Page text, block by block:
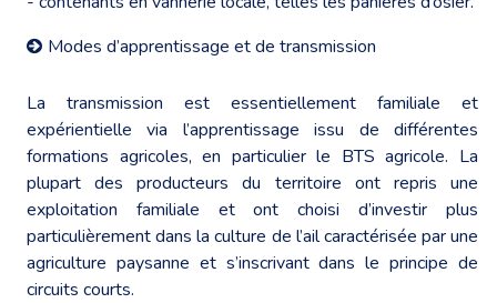
Modes d’apprentissage et de transmission
La transmission est essentiellement familiale et
expérientielle via l’apprentissage issu de différentes
formations agricoles, en particulier le BTS agricole. La
plupart des producteurs du territoire ont repris une
exploitation familiale et ont choisi d’investir plus
particulièrement dans la culture de l’ail caractérisée par une
agriculture paysanne et s’inscrivant dans le principe de
circuits courts.